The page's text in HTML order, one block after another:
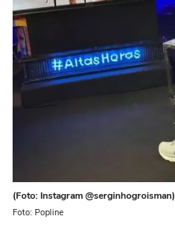
(Foto: Instagram @serginhogroisman)
Foto: Popline